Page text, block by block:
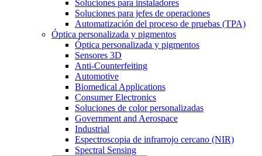
Soluciones para instaladores
Soluciones para jefes de operaciones
Automatización del proceso de pruebas (TPA)
Óptica personalizada y pigmentos
Óptica personalizada y pigmentos
Sensores 3D
Anti-Counterfeiting
Automotive
Biomedical Applications
Consumer Electronics
Soluciones de color personalizadas
Government and Aerospace
Industrial
Espectroscopia de infrarrojo cercano (NIR)
Spectral Sensing